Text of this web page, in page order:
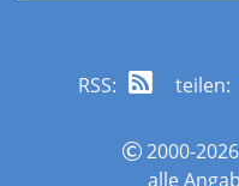
RSS: teilen:
2000-
alle